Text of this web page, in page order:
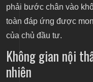
phải bước chân vào
toàn đáp ứng được
của chủ đầu tư.
Không gian nội
nhiên